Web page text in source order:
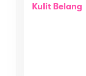
Kulit Belang